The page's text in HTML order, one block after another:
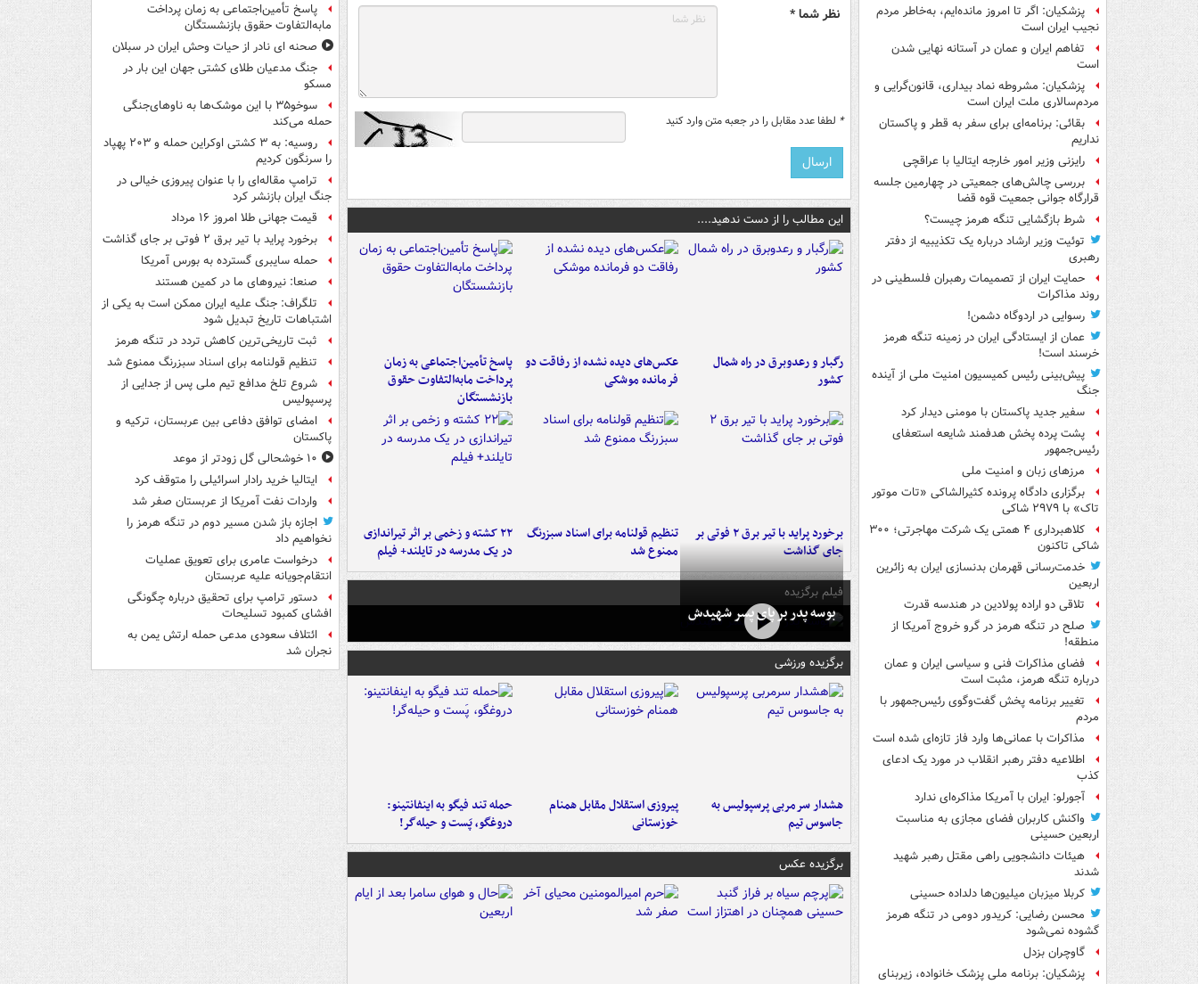
پزشکیان: اگر تا امروز مانده‌ایم، به‌خاطر مردم
نجیب ایران است
تفاهم ایران و عمان در آستانه نهایی شدن
است
پزشکیان: مشروطه نماد بیداری، قانون‌گرایی و
مردم‌سالاری ملت ایران است
بقائی: برنامه‌ای برای سفر به قطر و پاکستان
نداریم
رایزنی وزیر امور خارجه ایتالیا با عراقچی
بررسی چالش‌های جمعیتی در چهارمین جلسه
قرارگاه جوانی جمعیت قوه قضا
شرط بازگشایی تنگه هرمز چیست؟
توئیت وزیر ارشاد درباره یک تکذیبیه از دفتر
رهبری
حمایت ایران از تصمیمات رهبران فلسطینی در
روند مذاکرات
رسوایی در اردوگاه دشمن!
عمان از ایستادگی ایران در زمینه تنگه هرمز
خرسند است!
پیش‌بینی رئیس کمیسیون امنیت ملی از آینده
جنگ
سفیر جدید پاکستان با مومنی دیدار کرد
پشت پرده پخش هدفمند شایعه استعفای
رئیس‌جمهور
مرزهای زبان و امنیت ملی
برگزاری دادگاه پرونده کثیرالشاکی «تات موتور
تاک» با ۲۹۷۹ شاکی
کلاهبرداری ۴ همتی یک شرکت مهاجرتی؛ ۳۰۰
شاکی تاکنون
خدمت‌رسانی قهرمان بدنسازی ایران به زائرین
اربعین
تلاقی دو اراده پولادین در هندسه قدرت
صلح در تنگه هرمز در گرو خروج آمریکا از
منطقه!
فضای مذاکرات فنی و سیاسی ایران و عمان
درباره تنگه هرمز، مثبت است
تغییر برنامه پخش گفت‌وگوی رئیس‌جمهور با
مردم
مذاکرات با عمانی‌ها وارد فاز تازه‌ای شده است
اطلاعیه دفتر رهبر انقلاب در مورد یک ادعای
کذب
آجورلو: ایران با آمریکا مذاکره‌ای ندارد
واکنش کاربران فضای مجازی به مناسبت
اربعین حسینی
هیئات دانشجویی راهی مقتل رهبر شهید
شدند
کربلا میزبان میلیون‌ها دلداده حسینی
محسن رضایی: کریدور دومی در تنگه هرمز
گشوده نمی‌شود
گاوچران بزدل
پزشکیان: برنامه ملی پزشک خانواده، زیربنای
نظر شما *
* لطفا عدد مقابل را در جعبه متن وارد کنید
این مطالب را از دست ندهید....
رگبار و رعدوبرق در راه شمال
کشور
عکس‌های دیده نشده از رفاقت دو
فرمانده‌ موشکی
پاسخ تأمین‌اجتماعی به زمان
پرداخت مابه‌التفاوت حقوق
بازنشستگان
برخورد پراید با تیر برق ۲ فوتی بر
جای گذاشت
تنظیم قولنامه برای اسناد سبزرنگ
ممنوع شد
۲۲ کشته و زخمی بر اثر تیراندازی
در یک مدرسه در تایلند+ فیلم
فیلم برگزیده
بوسه‌ پدر بر پای پسر شهیدش
برگزیده ورزشی
هشدار سرمربی پرسپولیس به
جاسوس تیم
پیروزی استقلال مقابل همنام
خوزستانی
حمله تند فیگو به اینفانتینو:
دروغگو، پَست‌ و حیله‌گر!
برگزیده عکس
پاسخ تأمین‌اجتماعی به زمان پرداخت
مابه‌التفاوت حقوق بازنشستگان
صحنه ای نادر از حیات وحش ایران در سبلان
جنگ مدعیان طلای کشتی جهان این بار در
مسکو
سوخو۳۵ با این موشک‌ها به ناوهای‌جنگی
حمله می‌کند
روسیه: به ۳ کشتی اوکراین حمله و ۲۰۳ پهپاد
را سرنگون کردیم
ترامپ مقاله‌ای را با عنوان پیروزی خیالی در
جنگ ایران بازنشر کرد
قیمت جهانی طلا امروز ۱۶ مرداد
برخورد پراید با تیر برق ۲ فوتی بر جای گذاشت
حمله سایبری گسترده به بورس آمریکا
صنعا: نیروهای ما در کمین‌ هستند
تلگراف: جنگ علیه ایران ممکن است به یکی از
اشتباهات تاریخ تبدیل شود
ثبت تاریخی‌ترین کاهش تردد در تنگه هرمز
تنظیم قولنامه برای اسناد سبزرنگ ممنوع شد
شروع تلخ مدافع تیم ملی پس از جدایی از
پرسپولیس
امضای توافق دفاعی بین عربستان، ترکیه و
پاکستان
۱۰ خوشحالی گل زودتر از موعد
ایتالیا خرید رادار اسرائیلی را متوقف کرد
واردات نفت آمریکا از عربستان صفر شد
اجازه باز شدن مسیر دوم در تنگه هرمز را
نخواهیم داد
درخواست عامری برای تعویق عملیات
انتقام‌جویانه علیه عربستان
دستور ترامپ برای تحقیق درباره چگونگی
افشای کمبود تسلیحات
ائتلاف سعودی مدعی حمله ارتش یمن به
نجران شد